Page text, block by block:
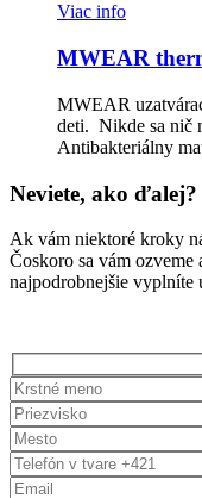
Viac info
MWEAR
MWEAR
deti. Nikde sa nič
Antibakteriálny
Neviete, ako ďalej?
Ak vám niektoré kroky
Čoskoro sa vám
najpodrobnejšie vyplníte